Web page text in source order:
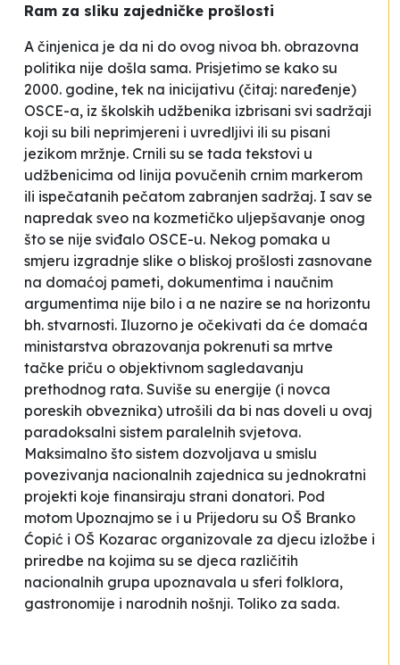
Ram za sliku zajedničke prošlosti
A činjenica je da ni do ovog nivoa bh. obrazovna
politika nije došla sama. Prisjetimo se kako su
2000. godine, tek na inicijativu (čitaj: naređenje)
OSCE-a, iz školskih udžbenika izbrisani svi sadržaji
koji su bili neprimjereni i uvredljivi ili su pisani
jezikom mržnje. Crnili su se tada tekstovi u
udžbenicima od linija povučenih crnim markerom
ili ispečatanih pečatom zabranjen sadržaj. I sav se
napredak sveo na kozmetičko uljepšavanje onog
što se nije sviđalo OSCE-u. Nekog pomaka u
smjeru izgradnje slike o bliskoj prošlosti zasnovane
na domaćoj pameti, dokumentima i naučnim
argumentima nije bilo i a ne nazire se na horizontu
bh. stvarnosti. Iluzorno je očekivati da će domaća
ministarstva obrazovanja pokrenuti sa mrtve
tačke priču o objektivnom sagledavanju
prethodnog rata. Suviše su energije (i novca
poreskih obveznika) utrošili da bi nas doveli u ovaj
paradoksalni sistem paralelnih svjetova.
Maksimalno što sistem dozvoljava u smislu
povezivanja nacionalnih zajednica su jednokratni
projekti koje finansiraju strani donatori. Pod
motom Upoznajmo se i u Prijedoru su OŠ Branko
Ćopić i OŠ Kozarac organizovale za djecu izložbe i
priredbe na kojima su se djeca različitih
nacionalnih grupa upoznavala u sferi folklora,
gastronomije i narodnih nošnji. Toliko za sada.